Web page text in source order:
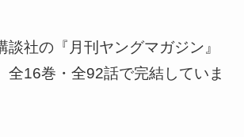
談社の『月刊ヤングマガジン』
全16巻・全92話で完結していま